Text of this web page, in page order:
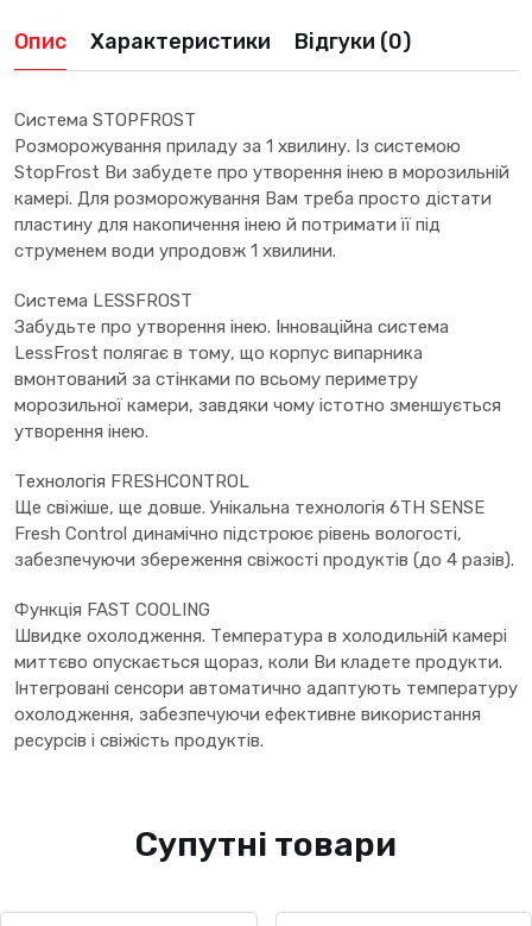
Опис Характеристики Відгуки (0)
Система STOPFROST
Розморожування приладу за 1 хвилину. Із системою
StopFrost Ви забудете про утворення інею в морозильній
камері. Для розморожування Вам треба просто дістати
пластину для накопичення інею й потримати її під
струменем води упродовж 1 хвилини.
Система LESSFROST
Забудьте про утворення інею. Інноваційна система
LessFrost полягає в тому, що корпус випарника
вмонтований за стінками по всьому периметру
морозильної камери, завдяки чому істотно зменшується
утворення інею.
Технологія FRESHCONTROL
Ще свіжіше, ще довше. Унікальна технологія 6TH SENSE
Fresh Control динамічно підстроює рівень вологості,
забезпечуючи збереження свіжості продуктів (до 4 разів).
Функція FAST COOLING
Швидке охолодження. Температура в холодильній камері
миттєво опускається щораз, коли Ви кладете продукти.
Інтегровані сенсори автоматично адаптують температуру
охолодження, забезпечуючи ефективне використання
ресурсів і свіжість продуктів.
Супутні товари